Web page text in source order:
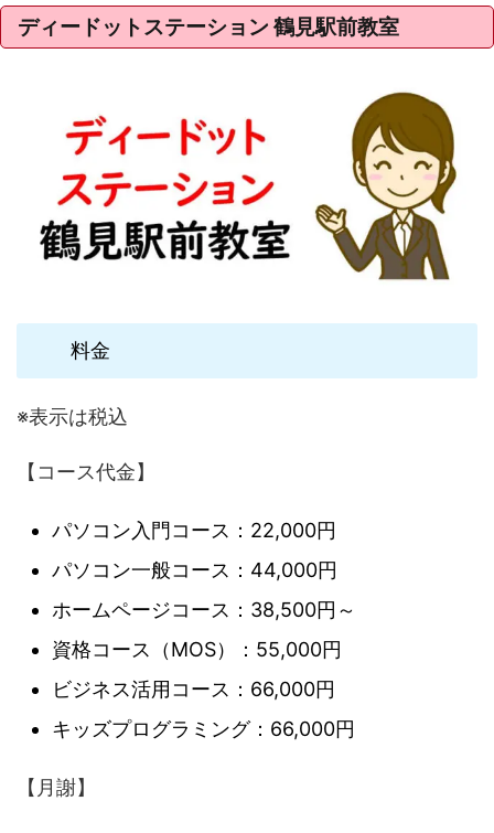
ディードットステーション 鶴見駅前教室
料金
※表示は税込
【コース代金】
パソコン入門コース：22,000円
パソコン一般コース：44,000円
ホームページコース：38,500円～
資格コース（MOS）：55,000円
ビジネス活用コース：66,000円
キッズプログラミング：66,000円
【月謝】